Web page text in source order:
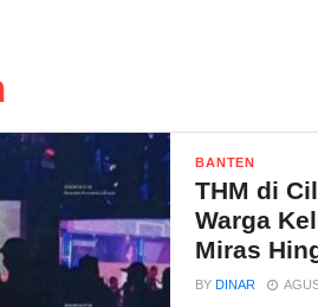
BANTEN
THM di
Warga
Miras
BY DINAR